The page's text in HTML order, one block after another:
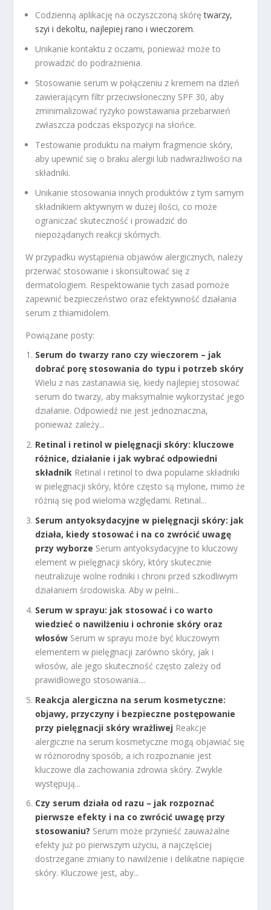
Codzienną aplikację na oczyszczoną skórętwarzy,
szyi i dekoltu, najlepiej rano i wieczorem.
Unikanie kontaktu z oczami, ponieważ może to
prowadzić do podrażnienia.
Stosowanie serum w połączeniu z kremem na dzień
zawierającym filtr przeciwsłoneczny SPF 30, aby
zminimalizować ryzyko powstawania przebarwień
zwłaszcza podczas ekspozycji na słońce.
Testowanie produktu na małym fragmencie skóry,
aby upewnić się o braku alergii lub nadwrażliwości na
składniki.
Unikanie stosowania innych produktów z tym samym
składnikiem aktywnym w dużej ilości, co może
ograniczać skuteczność i prowadzić do
niepożądanych reakcji skórnych.
W przypadku wystąpienia objawów alergicznych, należy
przerwać stosowanie i skonsultować się z
dermatologiem. Respektowanie tych zasad pomoże
zapewnić bezpieczeństwo oraz efektywność działania
serum z thiamidolem.
Powiązane posty:
Serum do twarzy rano czy wieczorem – jak
dobrać porę stosowania do typu i potrzeb skóry
Wielu z nas zastanawia się, kiedy najlepiej stosować
serum do twarzy, aby maksymalnie wykorzystać jego
działanie. Odpowiedź nie jest jednoznaczna,
ponieważ zależy...
Retinal i retinol w pielęgnacji skóry: kluczowe
różnice, działanie i jak wybrać odpowiedni
składnik Retinal i retinol to dwa popularne składniki
w pielęgnacji skóry, które często są mylone, mimo że
różnią się pod wieloma względami. Retinal...
Serum antyoksydacyjne w pielęgnacji skóry: jak
działa, kiedy stosować i na co zwrócić uwagę
przy wyborze Serum antyoksydacyjne to kluczowy
element w pielęgnacji skóry, który skutecznie
neutralizuje wolne rodniki i chroni przed szkodliwym
działaniem środowiska. Aby w pełni...
Serum w sprayu: jak stosować i co warto
wiedzieć o nawilżeniu i ochronie skóry oraz
włosów Serum w sprayu może być kluczowym
elementem w pielęgnacji zarówno skóry, jak i
włosów, ale jego skuteczność często zależy od
prawidłowego stosowania....
Reakcja alergiczna na serum kosmetyczne:
objawy, przyczyny i bezpieczne postępowanie
przy pielęgnacji skóry wrażliwej Reakcje
alergiczne na serum kosmetyczne mogą objawiać się
w różnorodny sposób, a ich rozpoznanie jest
kluczowe dla zachowania zdrowia skóry. Zwykle
występują...
Czy serum działa od razu – jak rozpoznać
pierwsze efekty i na co zwrócić uwagę przy
stosowaniu? Serum może przynieść zauważalne
efekty już po pierwszym użyciu, a najczęściej
dostrzegane zmiany to nawilżenie i delikatne napięcie
skóry. Kluczowe jest, aby...